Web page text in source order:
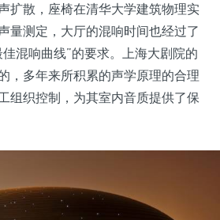
扩散，座椅在清华大学建筑物理实
量测定，大厅的混响时间也经过了
混响曲线”的要求。上海大剧院的
，多年来所积累的声学原理的合理
组织控制，为其室内音质提供了保